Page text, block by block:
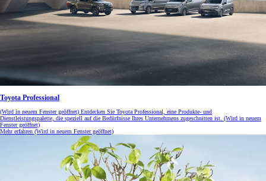
Toyota Professional
(Wird in neuem Fenster geöffnet) Entdecken Sie Toyota Professional, eine Produkte- und
Dienstleistungspalette, die speziell auf die Bedürfnisse Ihres Unternehmens zugeschnitten ist. (Wird in neuem
Fenster geöffnet)
Mehr erfahren (Wird in neuem Fenster geöffnet)